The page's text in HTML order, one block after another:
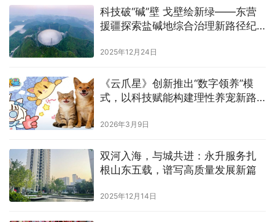
科技破“碱”壁 戈壁绘新绿——东营
援疆探索盐碱地综合治理新路径纪
2025年12月24日
《云爪星》创新推出“数字领养”模
式，以科技赋能构建理性养宠新路
2026年3月9日
双河入海，与城共进：永升服务扎
根山东五载，谱写高质量发展新篇
2025年12月14日